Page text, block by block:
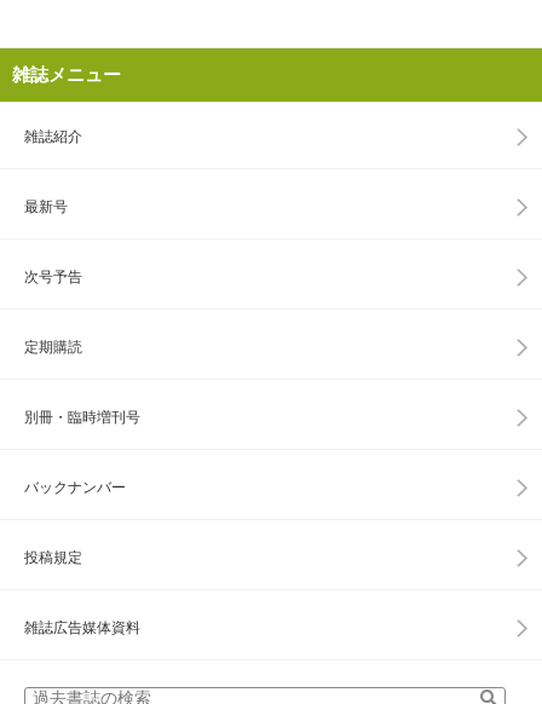
雑誌メニュー
雑誌紹介
最新号
次号予告
定期購読
別冊・臨時増刊号
バックナンバー
投稿規定
雑誌広告媒体資料